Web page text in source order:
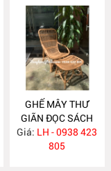
GHẾ MÂY THƯ
GIÃN ĐỌC SÁCH
KÈM ĐÔN GÁC
CHÂN MA475
Giá: LH - 0938 423
805